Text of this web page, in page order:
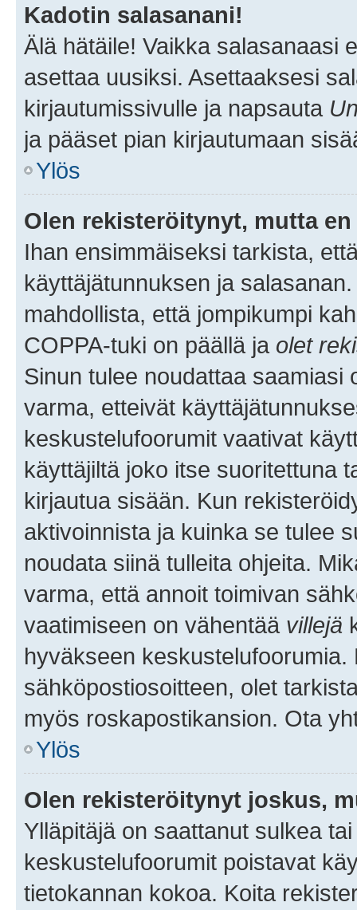
Kadotin salasanani!
Älä hätäile! Vaikka salasanaasi
asettaa uusiksi. Asettaaksesi
kirjautumissivulle ja napsauta
ja pääset pian kirjautumaan
Ylös
Olen rekisteröitynyt, mutta
Ihan ensimmäiseksi tarkista,
käyttäjätunnuksen ja
mahdollista, että jompikumpi
COPPA-tuki on päällä ja olet
Sinun tulee noudattaa saamiasi
varma, etteivät
keskustelufoorumit vaativat
käyttäjiltä joko itse suoritettuna
kirjautua sisään. Kun
aktivoinnista ja kuinka se tulee
noudata siinä tulleita ohjeita.
varma, että annoit toimivan
vaatimiseen on vähentää villejä
hyväkseen
sähköpostiosoitteen, olet
myös roskapostikansion. Ota
Ylös
Olen rekisteröitynyt joskus,
Ylläpitäjä on saattanut sulkea
keskustelufoorumit poistavat
tietokannan kokoa. Koita